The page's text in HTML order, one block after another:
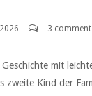
3
mit
Kind der